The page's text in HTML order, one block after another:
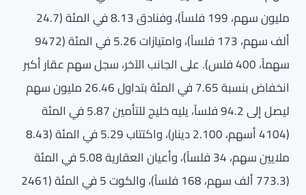
مليون سهم، 199 فلساً)، وفنادق 8.13 في المئة (24.7
ألف سهم، 173 فلساً)، وامتيازات 5.26 في المئة (9472
سهماً، 400 فلس). على الجانب الآخر، سجل سهم عقار أكبر
انخفاض بنسبة 7.65 في المئة بتداول 26.46 مليون سهم
ليصل إلى 94.2 فلساً، يليه خليج للتأمين 5.87 في المئة
(4104 أسهم، 2.100 دينار)، واكتتاب 5.29 في المئة (8.43
ملايين سهم، 34 فلساً)، وأعيان العقارية 5.08 في المئة
(773.3 ألف سهم، 168 فلساً)، والكوت 5 في المئة (2461